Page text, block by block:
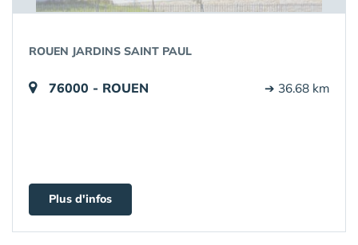
ROUEN JARDINS SAINT PAUL
76000 - ROUEN ➔ 36.68 km
Plus d'infos